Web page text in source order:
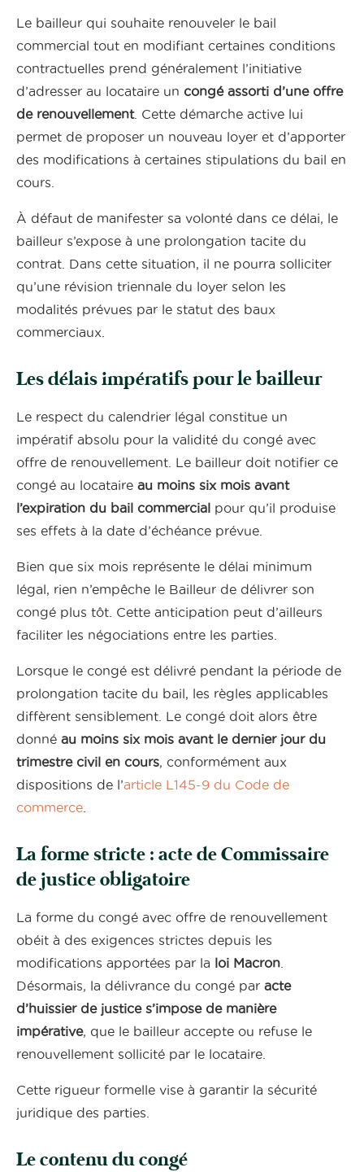
Le bailleur qui souhaite renouveler le bail
commercial tout en modifiant certaines conditions
contractuelles prend généralement l’initiative
d’adresser au locataire un congé assorti d’une offre
de renouvellement. Cette démarche active lui
permet de proposer un nouveau loyer et d’apporter
des modifications à certaines stipulations du bail en
cours.
À défaut de manifester sa volonté dans ce délai, le
bailleur s’expose à une prolongation tacite du
contrat. Dans cette situation, il ne pourra solliciter
qu’une révision triennale du loyer selon les
modalités prévues par le statut des baux
commerciaux.
Les délais impératifs pour le bailleur
Le respect du calendrier légal constitue un
impératif absolu pour la validité du congé avec
offre de renouvellement. Le bailleur doit notifier ce
congé au locataire au moins six mois avant
l’expiration du bail commercial pour qu’il produise
ses effets à la date d’échéance prévue.
Bien que six mois représente le délai minimum
légal, rien n’empêche le Bailleur de délivrer son
congé plus tôt. Cette anticipation peut d’ailleurs
faciliter les négociations entre les parties.
Lorsque le congé est délivré pendant la période de
prolongation tacite du bail, les règles applicables
diffèrent sensiblement. Le congé doit alors être
donné au moins six mois avant le dernier jour du
trimestre civil en cours , conformément aux
dispositions de l’article L145-9 du Code de
commerce
La forme stricte : acte de Commissaire
de justice obligatoire
La forme du congé avec offre de renouvellement
obéit à des exigences strictes depuis les
modifications apportées par la loi Macron
Désormais, la délivrance du congé par acte
d’huissier de justice s’impose de manière
impérative, que le bailleur accepte ou refuse le
renouvellement sollicité par le locataire.
Cette rigueur formelle vise à garantir la sécurité
juridique des parties.
Le contenu du congé